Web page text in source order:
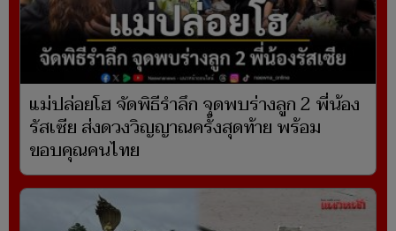
แม่ปล่อยโฮ จัดพิธีรำลึก จุดพบร่างลูก 2 พี่น้อง
รัสเซีย ส่งดวงวิญญาณครั้งสุดท้าย พร้อม
ขอบคุณคนไทย